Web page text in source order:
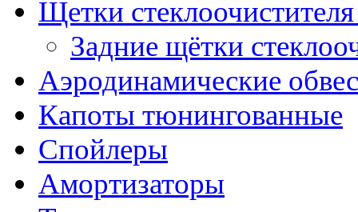
Щетки
Задние щётки
Аэродинамические
Капоты тюнингованные
Спойлеры
Амортизаторы